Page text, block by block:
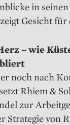
in
Gesicht für
– wie
noch nach
Rhiem &
zur
Strategie von